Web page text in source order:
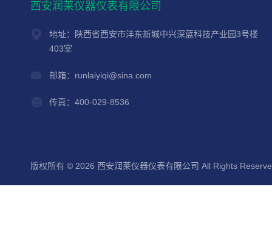
西安润莱仪器仪表有限公司
地址：陕西省西安市沣东新城中兴深蓝科技产业园3号楼
403室
邮箱：runlaiyiqi@sina.com
传真：400-029-8536
版权所有 © 2026 西安润莱仪器仪表有限公司 All Rights